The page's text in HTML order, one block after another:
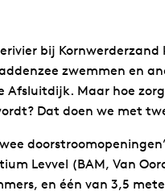
bij
zwemmen en
Afsluitdijk. Maar hoe
Dat doen we met
Levvel (BAM, Van
en één van 3,5